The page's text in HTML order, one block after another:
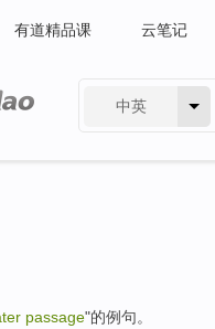
有道精品课 云笔记
中英
passage"的例句。